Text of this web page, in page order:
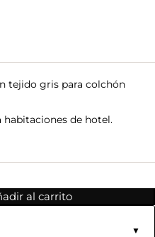
tejido gris para colchón
de hotel.
al carrito